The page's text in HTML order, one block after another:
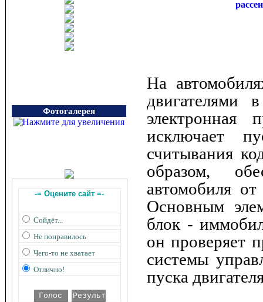
Фотогалерея
-= Оцените сайт =-
Сойдёт...
Не понравилось
Чего-то не хватает
Отлично!
На
двигателями
электронная
исключает
считывания
образом,
автомобиля
Основным
блок -
он проверяет
системы
пуска